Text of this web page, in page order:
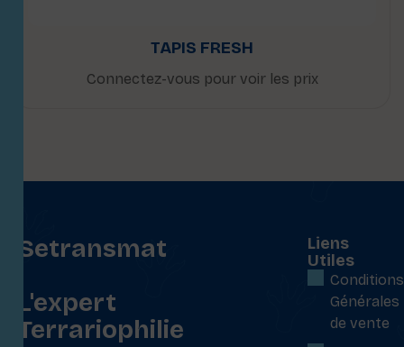
TAPIS FRESH
Connectez-vous pour voir les prix
Setransmat
L'expert
Terrariophilie
Liens
Utiles
Conditions
Générales
de vente